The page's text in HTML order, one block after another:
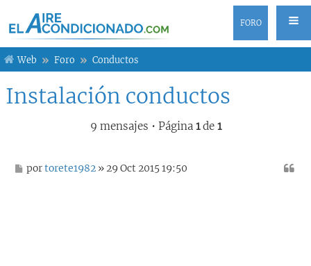
FORO
Web Foro Conductos
Instalación conductos
9 mensajes • Página 1de 1
M
portorete1982 » 29 Oct 2015 19:50